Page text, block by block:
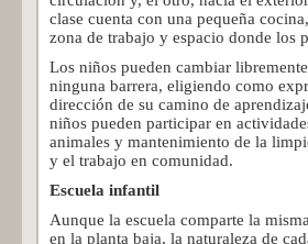
clase cuenta con una pequeña
zona de trabajo y espacio donde los
Los niños pueden cambiar
ninguna barrera, eligiendo como
dirección de su camino de
niños pueden participar en
animales y mantenimiento de la
y el trabajo en comunidad.
Escuela infantil
Aunque la escuela comparte la
en la planta baja, la naturaleza de